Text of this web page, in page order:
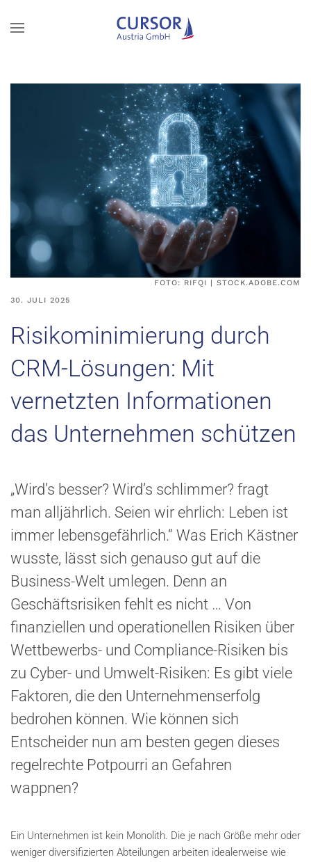
Zum Hauptinhalt springen
FOTO: RIFQI | STOCK.ADOBE.COM
30. JULI 2025
Risikominimierung durch
CRM-Lösungen: Mit
vernetzten Informationen
das Unternehmen schützen
„Wird’s besser? Wird’s schlimmer? fragt
man alljährlich. Seien wir ehrlich: Leben ist
immer lebensgefährlich.“ Was Erich Kästner
wusste, lässt sich genauso gut auf die
Business-Welt umlegen. Denn an
Geschäftsrisiken fehlt es nicht … Von
finanziellen und operationellen Risiken über
Wettbewerbs- und Compliance-Risiken bis
zu Cyber- und Umwelt-Risiken: Es gibt viele
Faktoren, die den Unternehmenserfolg
bedrohen können. Wie können sich
Entscheider nun am besten gegen dieses
regelrechte Potpourri an Gefahren
wappnen?
Ein Unternehmen ist kein Monolith. Die je nach Größe mehr oder
weniger diversifizierten Abteilungen arbeiten idealerweise wie